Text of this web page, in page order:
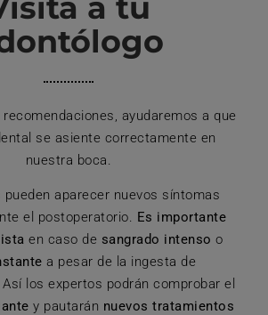
ayudaremos a que
se asiente correctamente en
nuestra boca.
pueden aparecer nuevos síntomas
el postoperatorio. Es importante
en caso de sangrado intenso o
a pesar de la ingesta de
los expertos podrán comprobar el
y pautarán nuevos tratamientos